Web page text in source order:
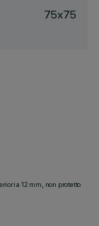
75x75
a 12 mm, non protetto